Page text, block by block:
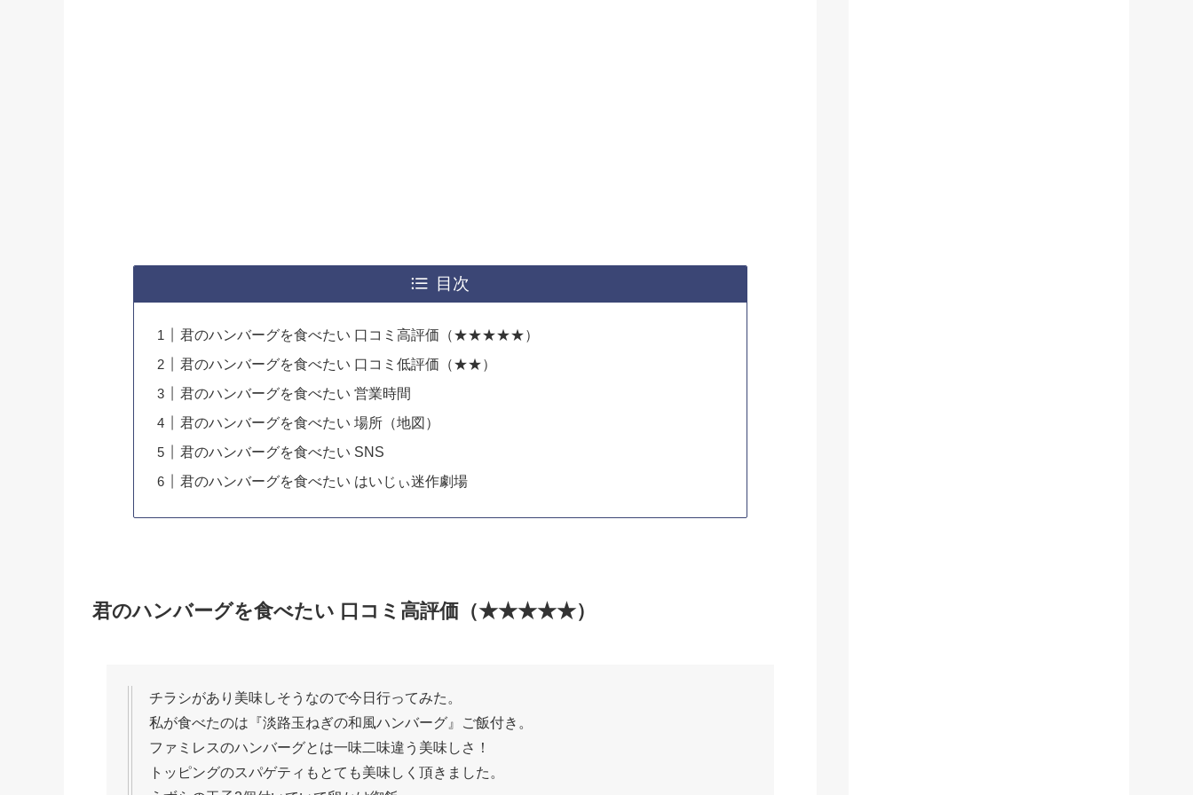
目次
君のハンバーグを食べたい 口コミ高評価（★★★★★）
君のハンバーグを食べたい 口コミ低評価（★★）
君のハンバーグを食べたい 営業時間
君のハンバーグを食べたい 場所（地図）
君のハンバーグを食べたい SNS
君のハンバーグを食べたい はいじぃ迷作劇場
君のハンバーグを食べたい 口コミ高評価（★★★★★）
チラシがあり美味しそうなので今日行ってみた。
私が食べたのは『淡路玉ねぎの和風ハンバーグ』ご飯付き。
ファミレスのハンバーグとは一味二味違う美味しさ！
トッピングのスパゲティもとても美味しく頂きました。